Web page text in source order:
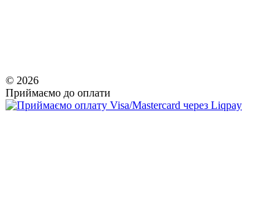
© 2026
Приймаємо до оплати